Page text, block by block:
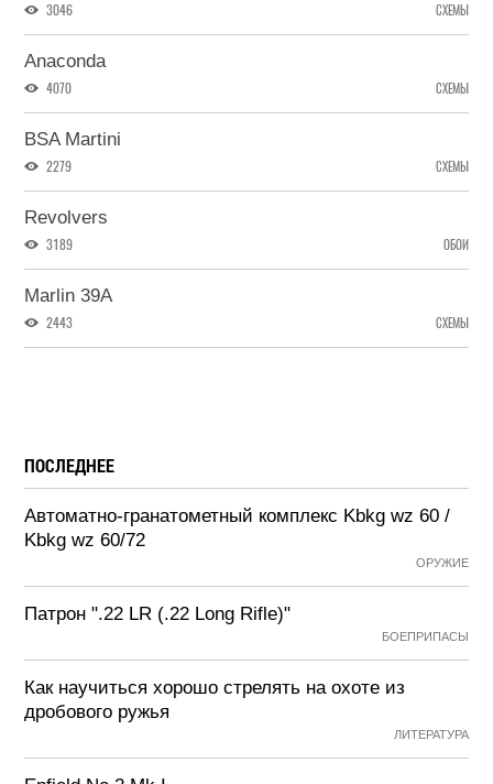
3046 СХЕМЫ
Anaconda
4070 СХЕМЫ
BSA Martini
2279 СХЕМЫ
Revolvers
3189 ОБОИ
Marlin 39A
2443 СХЕМЫ
ПОСЛЕДНЕЕ
Автоматно-гранатометный комплекс Kbkg wz 60 /
Kbkg wz 60/72
ОРУЖИЕ
Патрон ".22 LR (.22 Long Rifle)"
БОЕПРИПАСЫ
Как научиться хорошо стрелять на охоте из
дробового ружья
ЛИТЕРАТУРА